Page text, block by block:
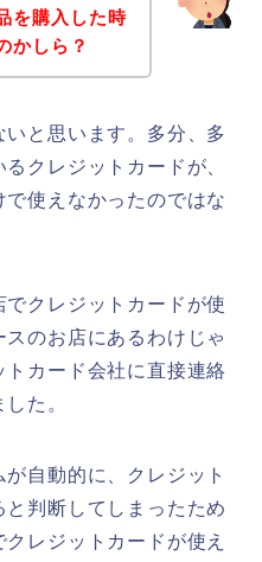
を購入した時
かしら？
と思います。多分、多
クレジットカードが、
使えなかったのではな
クレジットカードが使
のお店にあるわけじゃ
カード会社に直接連絡
た。
自動的に、クレジット
判断してしまったため
レジットカードが使え